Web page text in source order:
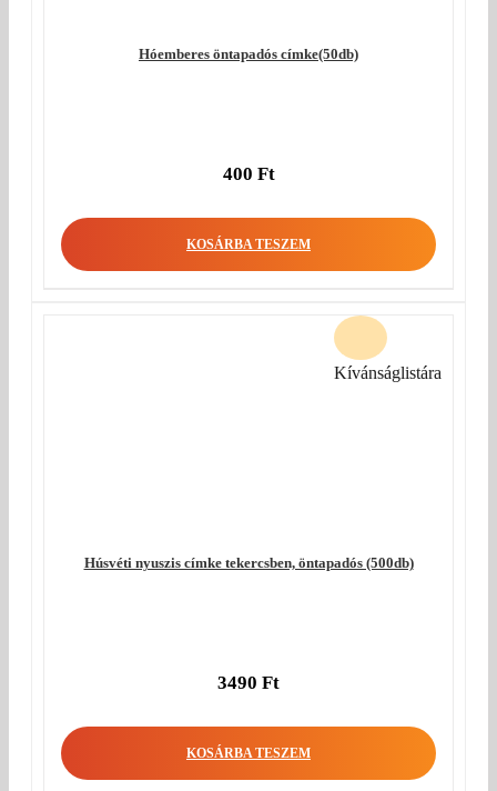
Hóemberes öntapadós címke(50db)
400 Ft
KOSÁRBA TESZEM
Húsvéti nyuszis címke tekercsben, öntapadós (500db)
3490 Ft
KOSÁRBA TESZEM
Kívánságlistára